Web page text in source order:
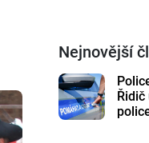
Nejnovější